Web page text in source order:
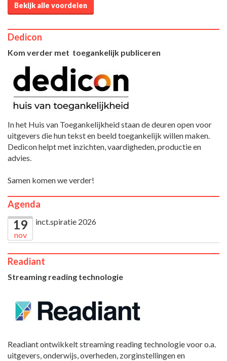
Bekijk alle voordelen
Dedicon
Kom verder met toegankelijk publiceren
In het Huis van Toegankelijkheid staan de deuren open voor
uitgevers die hun tekst en beeld toegankelijk willen maken.
Dedicon helpt met inzichten, vaardigheden, productie en
advies.
Samen komen we verder!
Agenda
19
nov
inct.spiratie 2026
Readiant
Streaming reading technologie
Readiant ontwikkelt streaming reading technologie voor o.a.
uitgevers, onderwijs, overheden, zorginstellingen en